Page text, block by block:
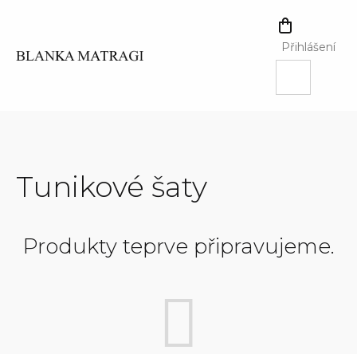
NÁKUPNÍ
KOŠÍK
Přihlášení
Tunikové šaty
Produkty teprve připravujeme.